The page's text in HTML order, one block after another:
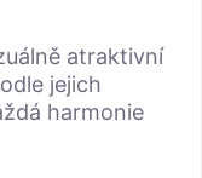
atraktivní
jejich
harmonie